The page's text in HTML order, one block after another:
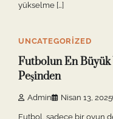
yükselme […]
UNCATEGORIZED
Futbolun En Büyük
Peşinden
Admin Nisan 13, 2025
Futbol, sadece bir oyun